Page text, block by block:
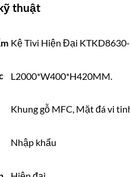
thuật
Kệ Tivi Hiện Đại
L2000*W400*H420MM.
Khung gỗ MFC, Mặt đá vi
Nhập khẩu